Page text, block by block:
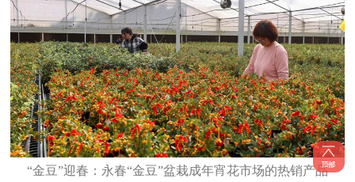
“金豆”迎春：永春“金豆”盆栽成年宵花市场的热销产品